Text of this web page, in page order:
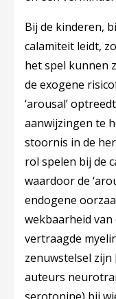
Bij de kinderen,
calamiteit leidt,
het spel kunnen
de exogene
‘arousal’
aanwijzingen te
stoornis in de
rol spelen bij de
waardoor de
endogene
wekbaarheid
vertraagde
zenuwstelsel zijn
auteurs